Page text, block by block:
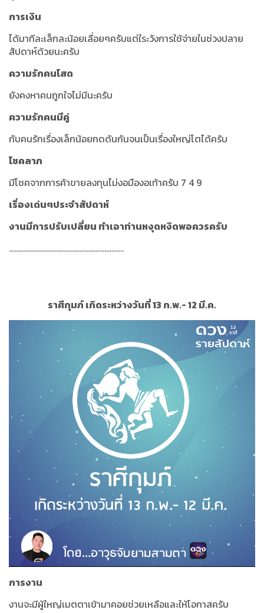
การเงิน
ได้มาทีละเล็กละน้อยเลื่อยๆครับแต่ใระวังการใช้จ่ายในช่วงปลาย
สัปดาห์ด้วยนะครับ
ความรักคนโสด
ยังคงหาคนถูกใจไม่มีนะครับ
ความรักคนมีคู่
กับคนรักเรื่องเล็กน้อยกดดันกันจนเป็นเรื่องใหญ่โตได้ครับ
โชคลาภ
มีโชคจากการค้าขายลงทุนไม่งอมืองอเท้าครับ 7 4 9
เรื่องเด่นๆประจำสัปดาห์
งานมีการปรับเปลี่ยน ทำเอาท่านหงุดหงิดพอควรครับ
.................................................................
ราศีกุมภ์ เกิดระหว่างวันที่ 13 ก.พ.- 12 มี.ค.
การงาน
งานจะมีผู้ใหญ่เมตตาเข้ามาคอยช่วยเหลือและให้โอกาสครับ